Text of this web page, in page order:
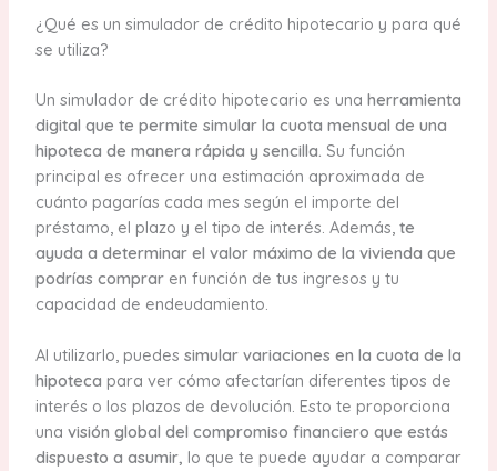
¿Qué es un simulador de crédito hipotecario y para qué
se utiliza?
Un simulador de crédito hipotecario es una herramienta
digital que te permite simular la cuota mensual de una
hipoteca de manera rápida y sencilla. Su función
principal es ofrecer una estimación aproximada de
cuánto pagarías cada mes según el importe del
préstamo, el plazo y el tipo de interés. Además, te
ayuda a determinar el valor máximo de la vivienda que
podrías compraren función de tus ingresos y tu
capacidad de endeudamiento.
Al utilizarlo, puedes simular variaciones en la cuota de la
hipoteca para ver cómo afectarían diferentes tipos de
interés o los plazos de devolución. Esto te proporciona
una visión global del compromiso financiero que estás
dispuesto a asumir, lo que te puede ayudar a comparar